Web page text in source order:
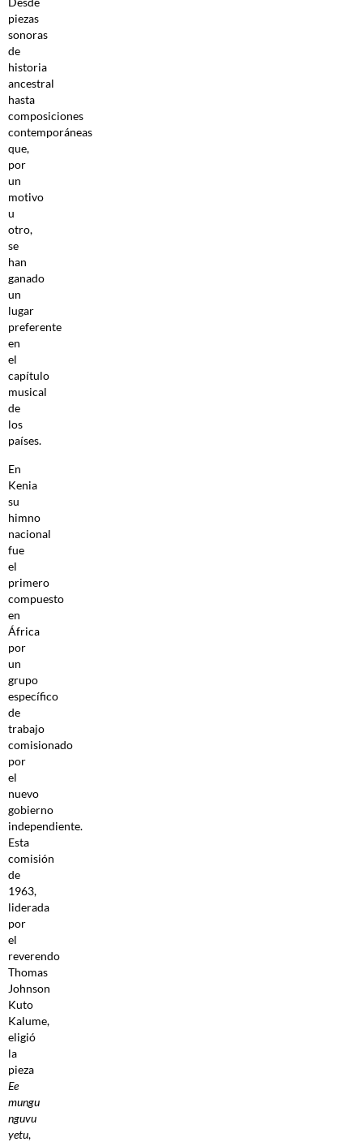
piezas
sonoras
de
historia
ancestral
hasta
composiciones
contemporáneas
que,
por
un
motivo
u
otro,
se
han
ganado
un
lugar
preferente
en
el
capítulo
musical
de
los
países.
En
Kenia
su
himno
nacional
fue
el
primero
compuesto
en
África
por
un
grupo
específico
de
trabajo
comisionado
por
el
nuevo
gobierno
independiente.
Esta
comisión
de
1963,
liderada
por
el
reverendo
Thomas
Johnson
Kuto
Kalume,
eligió
la
pieza
Ee
mungu
nguvu
yetu,